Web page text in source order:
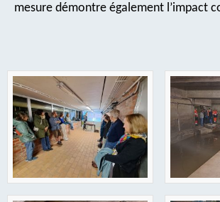
mesure démontre également l’impact